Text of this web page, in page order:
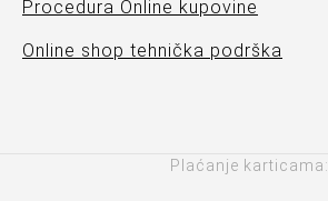
Procedura Online kupovine
Online shop tehnička podrška
Plaćanje karticama: